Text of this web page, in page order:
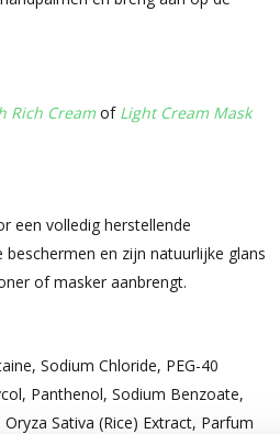
Rich Cream of Light Cream Mask
een volledig herstellende
en zijn natuurlijke glans
of masker aanbrengt.
Sodium Chloride, PEG-40
Panthenol, Sodium Benzoate,
Sativa (Rice) Extract, Parfum